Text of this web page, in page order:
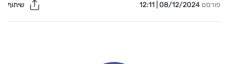
פורסם 08/12/2024 | 12:11